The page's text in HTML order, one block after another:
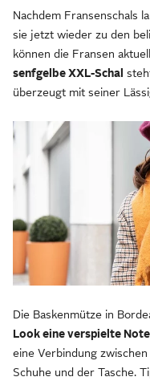
Nachdem Fransenschals
sie jetzt wieder zu den
können die Fransen
senfgelbe XXL-Schal
überzeugt mit seiner
Die Baskenmütze in
Look eine verspielte
eine Verbindung
Schuhe und der Tasche.